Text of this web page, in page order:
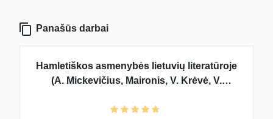
Panašūs darbai
Hamletiškos asmenybės lietuvių literatūroje
(A. Mickevičius, Maironis, V. Krėvė, V.
Marcinkevičius, J. Aputis)